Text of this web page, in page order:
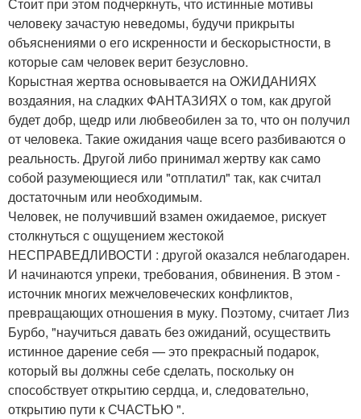
человеку зачастую неведомы, будучи прикрыты
объяснениями о его искренности и бескорыстности, в
которые сам человек верит безусловно.
Корыстная жертва основывается на ОЖИДАНИЯХ
воздаяния, на сладких ФАНТАЗИЯХ о том, как другой
будет добр, щедр или любвеобилен за то, что он получил
от человека. Такие ожидания чаще всего разбиваются о
реальность. Другой либо принимал жертву как само
собой разумеющиеся или "отплатил" так, как считал
достаточным или необходимым.
Человек, не получивший взамен ожидаемое, рискует
столкнуться с ощущением жестокой
НЕСПРАВЕДЛИВОСТИ : другой оказался неблагодарен.
И начинаются упреки, требования, обвинения. В этом -
источник многих межчеловеческих конфликтов,
превращающих отношения в муку. Поэтому, считает Лиз
Бурбо, "научиться давать без ожиданий, осуществить
истинное дарение себя — это прекрасный подарок,
который вы должны себе сделать, поскольку он
способствует открытию сердца, и, следовательно,
открытию пути к СЧАСТЬЮ ".